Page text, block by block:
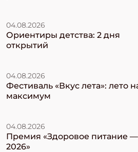
04.08.2026
Ориентиры детства: 2 дня
открытий
04.08.2026
Фестиваль «Вкус лета»: лето
максимум
04.08.2026
Премия «Здоровое питание —
2026»